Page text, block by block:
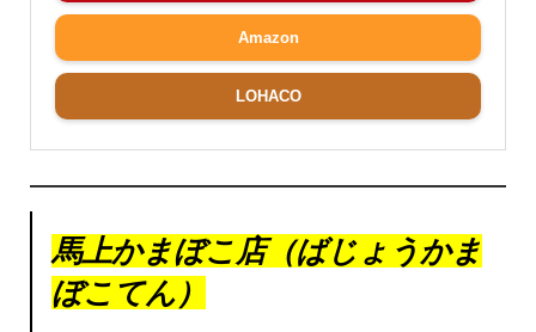
Amazon
LOHACO
馬上かまぼこ店（ばじょうかま
ぼこてん）